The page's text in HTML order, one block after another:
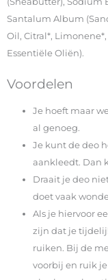
Santalum Album
Oil, Citral*,
Essentiële Oliën).
Voordelen
Je hoeft maar
al genoeg.
Je kunt de deo
aankleedt. Dan
Draait je deo
doet vaak
Als je hiervoor
zijn dat je
ruiken. Bij de
voorbij en ruik